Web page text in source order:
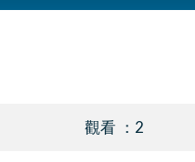
觀看 ：2